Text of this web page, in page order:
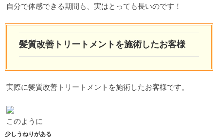
自分で体感できる期間も、実はとっても長いのです！
髪質改善トリートメントを施術したお客様
実際に髪質改善トリートメントを施術したお客様です。
このように
少しうねりがある